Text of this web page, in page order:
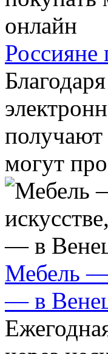
Россияне
могут
Мебель —
— в